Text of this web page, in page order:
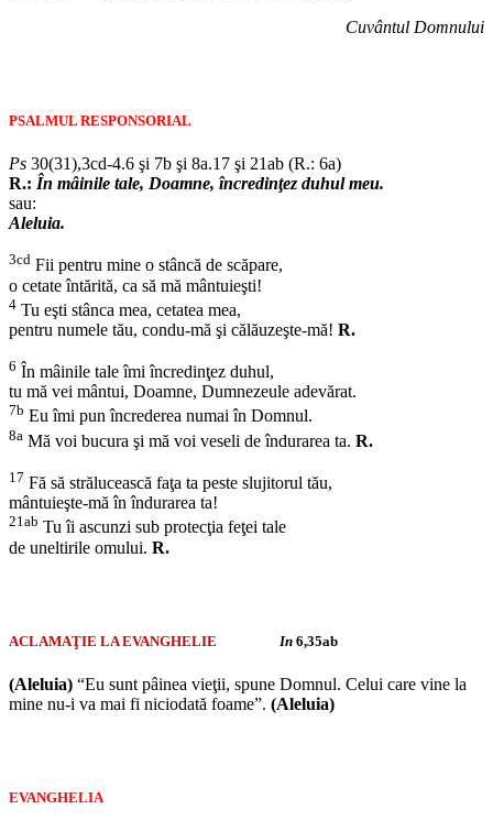
Cuvântul Domnului
PSALMUL RESPONSORIAL
Ps 30(31),3cd-4.6 şi 7b şi 8a.17 şi 21ab (R.: 6a)
R.: În mâinile tale, Doamne, încredinţez duhul meu.
sau:
Aleluia.
3cd Fii pentru mine o stâncă de scăpare,
o cetate întărită, ca să mă mântuieşti!
4 Tu eşti stânca mea, cetatea mea,
pentru numele tău, condu-mă şi călăuzeşte-mă! R.
6 În mâinile tale îmi încredinţez duhul,
tu mă vei mântui, Doamne, Dumnezeule adevărat.
7b Eu îmi pun încrederea numai în Domnul.
8a Mă voi bucura şi mă voi veseli de îndurarea ta. R.
17 Fă să strălucească faţa ta peste slujitorul tău,
mântuieşte-mă în îndurarea ta!
21ab Tu îi ascunzi sub protecţia feţei tale
de uneltirile omului. R.
ACLAMAŢIE LA EVANGHELIE In 6,35ab
(Aleluia) “Eu sunt pâinea vieţii, spune Domnul. Celui care vine la
mine nu-i va mai fi niciodată foame”. (Aleluia)
EVANGHELIA